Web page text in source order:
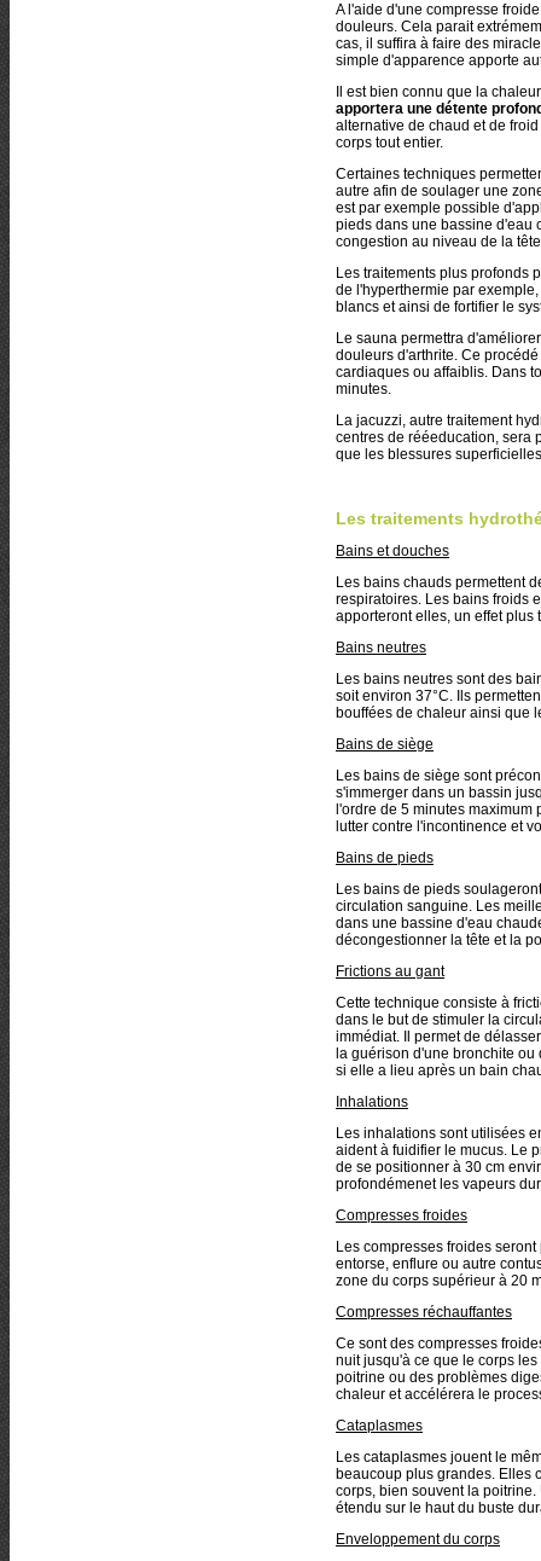
A l'aide d'une compresse
douleurs. Cela parait
cas, il suffira à faire des
simple d'apparence apporte
Il est bien connu que la
apportera une détente
alternative de chaud et de
corps tout entier.
Certaines techniques
autre afin de soulager une
est par exemple possible
pieds dans une bassine d'eau
congestion au niveau de la
Les traitements plus profonds
de l'hyperthermie par
blancs et ainsi de fortifier le
Le sauna permettra
douleurs d'arthrite. Ce
cardiaques ou affaiblis. Dans
minutes.
La jacuzzi, autre traitement
centres de rééeducation, sera
que les blessures
Les traitements
Bains et douches
Les bains chauds permettent
respiratoires. Les bains froids
apporteront elles, un effet plus
Bains neutres
Les bains neutres sont des
soit environ 37°C. Ils
bouffées de chaleur ainsi que
Bains de siège
Les bains de siège sont
s'immerger dans un bassin
l'ordre de 5 minutes
lutter contre l'incontinence et
Bains de pieds
Les bains de pieds
circulation sanguine. Les
dans une bassine d'eau
décongestionner la tête et la
Frictions au gant
Cette technique consiste à
dans le but de stimuler la
immédiat. Il permet de
la guérison d'une bronchite
si elle a lieu après un bain
Inhalations
Les inhalations sont utilisées
aident à fuidifier le mucus. Le
de se positionner à 30 cm
profondémenet les vapeurs
Compresses froides
Les compresses froides
entorse, enflure ou autre
zone du corps supérieur à 20
Compresses réchauffantes
Ce sont des compresses
nuit jusqu'à ce que le corps
poitrine ou des problèmes
chaleur et accélérera le
Cataplasmes
Les cataplasmes jouent le
beaucoup plus grandes. Elles
corps, bien souvent la
étendu sur le haut du buste
Enveloppement du corps